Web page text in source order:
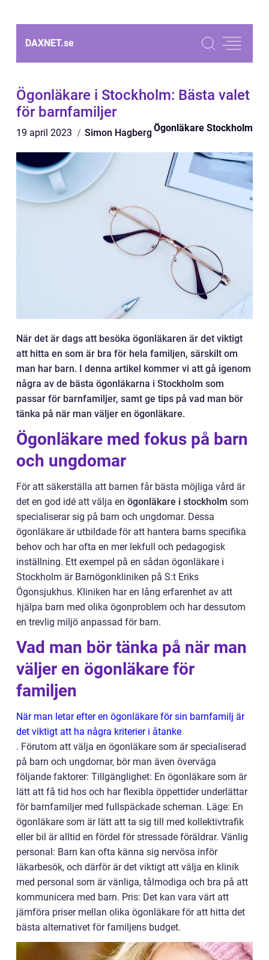
DAXNET.se
Ögonläkare i Stockholm: Bästa valet
för barnfamiljer
19 april 2023 Simon HagbergÖgonläkare Stockholm
När det är dags att besöka ögonläkaren är det viktigt
att hitta en som är bra för hela familjen, särskilt om
man har barn. I denna artikel kommer vi att gå igenom
några av de bästa ögonläkarna i Stockholm som
passar för barnfamiljer, samt ge tips på vad man bör
tänka på när man väljer en ögonläkare.
Ögonläkare med fokus på barn
och ungdomar
För att säkerställa att barnen får bästa möjliga vård är
det en god idé att välja en ögonläkare i stockholm som
specialiserar sig på barn och ungdomar. Dessa
ögonläkare är utbildade för att hantera barns specifika
behov och har ofta en mer lekfull och pedagogisk
inställning. Ett exempel på en sådan ögonläkare i
Stockholm är Barnögonkliniken på S:t Eriks
Ögonsjukhus. Kliniken har en lång erfarenhet av att
hjälpa barn med olika ögonproblem och har dessutom
en trevlig miljö anpassad för barn.
Vad man bör tänka på när man
väljer en ögonläkare för
familjen
När man letar efter en ögonläkare för sin barnfamilj är
det viktigt att ha några kriterier i åtanke
. Förutom att välja en ögonläkare som är specialiserad
på barn och ungdomar, bör man även överväga
följande faktorer: Tillgänglighet: En ögonläkare som är
lätt att få tid hos och har flexibla öppettider underlättar
för barnfamiljer med fullspäckade scheman. Läge: En
ögonläkare som är lätt att ta sig till med kollektivtrafik
eller bil är alltid en fördel för stressade föräldrar. Vänlig
personal: Barn kan ofta känna sig nervösa inför
läkarbesök, och därför är det viktigt att välja en klinik
med personal som är vänliga, tålmodiga och bra på att
kommunicera med barn. Pris: Det kan vara värt att
jämföra priser mellan olika ögonläkare för att hitta det
bästa alternativet för familjens budget.